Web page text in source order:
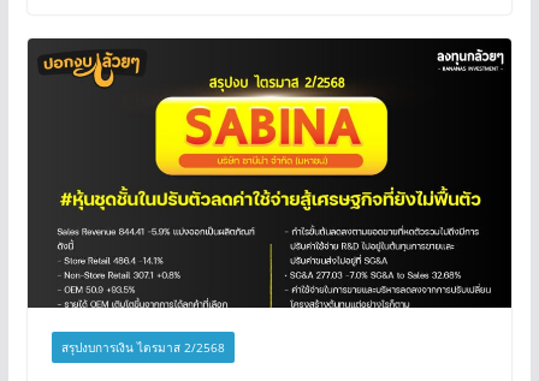
สรุปงบการเงิน ไตรมาส 2/2568